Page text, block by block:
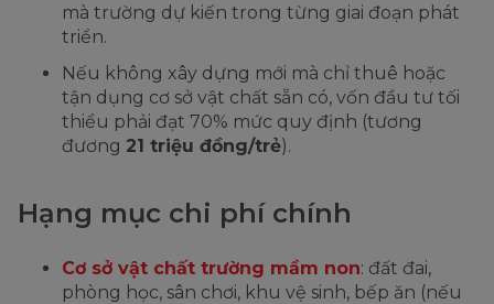
mà trường dự kiến trong từng giai đoạn phát
triển.
Nếu không xây dựng mới mà chỉ thuê hoặc
tận dụng cơ sở vật chất sẵn có, vốn đầu tư tối
thiểu phải đạt 70% mức quy định (tương
đương 21 triệu đồng/trẻ).
Hạng mục chi phí chính
Cơ sở vật chất trường mầm non: đất đai,
phòng học, sân chơi, khu vệ sinh, bếp ăn (nếu